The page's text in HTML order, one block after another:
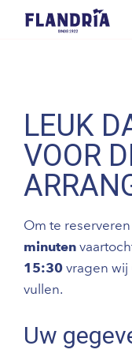
LEUK
VOOR
Om te
minuten
15:30 vragen wij
vullen.
Uw